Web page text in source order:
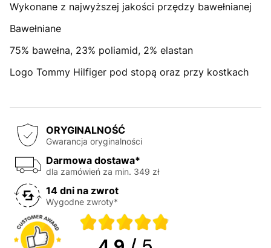
Wykonane z najwyższej jakości przędzy bawełnianej
Bawełniane
75% bawełna, 23% poliamid, 2% elastan
Logo Tommy Hilfiger pod stopą oraz przy kostkach
ORYGINALNOŚĆ
Gwarancja oryginalności
Darmowa dostawa*
dla zamówień za min. 349 zł
14 dni na zwrot
Wygodne zwroty*